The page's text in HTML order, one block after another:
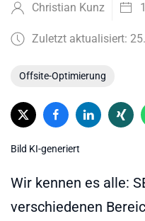
Christian Kunz
Zuletzt aktualisiert:
Offsite-Optimierung
Bild KI-generiert
Wir kennen es alle:
verschiedenen